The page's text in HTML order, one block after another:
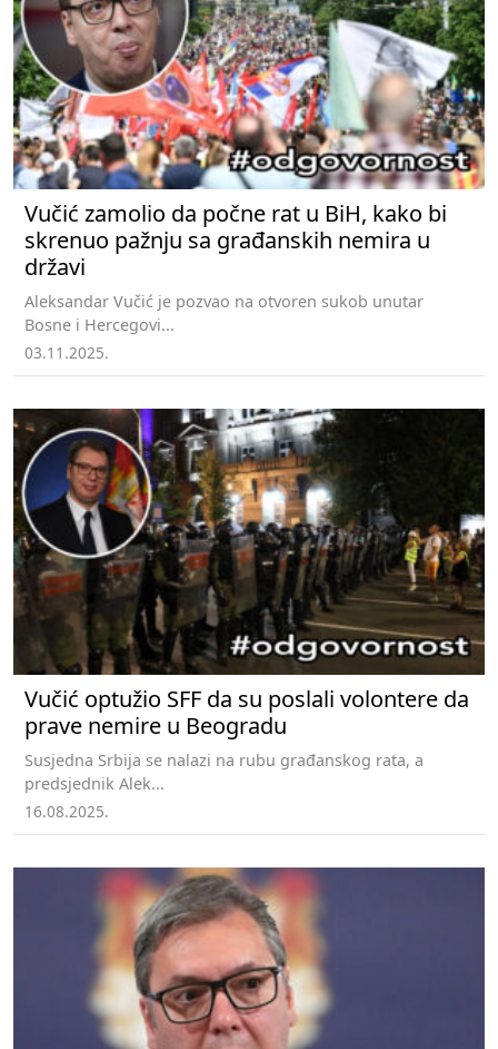
Vučić zamolio da počne rat u BiH, kako bi
skrenuo pažnju sa građanskih nemira u
državi
Aleksandar Vučić je pozvao na otvoren sukob unutar
Bosne i Hercegovi...
03.11.2025.
Vučić optužio SFF da su poslali volontere da
prave nemire u Beogradu
Susjedna Srbija se nalazi na rubu građanskog rata, a
predsjednik Alek...
16.08.2025.